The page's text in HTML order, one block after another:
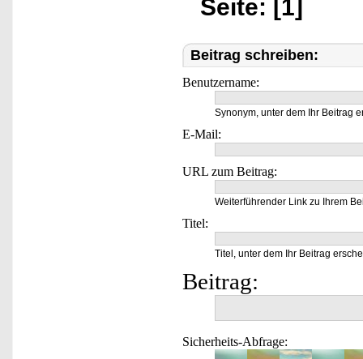
Seite: [1]
Beitrag schreiben:
Benutzername:
Synonym, unter dem Ihr Beitrag
E-Mail:
URL zum Beitrag:
Weiterführender Link zu Ihrem
Titel:
Titel, unter dem Ihr Beitrag
Beitrag:
Sicherheits-Abfrage: